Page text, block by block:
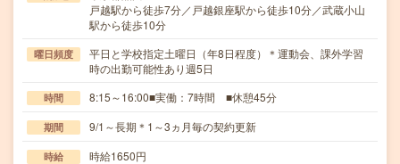
戸越駅から徒歩7分／戸越銀座駅から徒歩10分／武蔵小山
駅から徒歩10分
曜日頻度
平日と学校指定土曜日（年8日程度）＊運動会、課外学習
時の出勤可能性あり週5日
時間 8:15～16:00■実働：7時間 ■休憩45分
期間 9/1～長期＊1～3ヵ月毎の契約更新
時給 時給1650円